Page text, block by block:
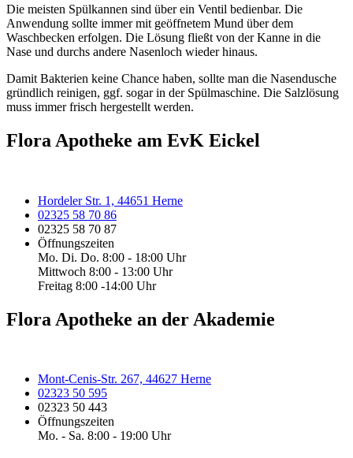
Die meisten Spülkannen sind über ein Ventil bedienbar. Die
Anwendung sollte immer mit geöffnetem Mund über dem
Waschbecken erfolgen. Die Lösung fließt von der Kanne in die
Nase und durchs andere Nasenloch wieder hinaus.
Damit Bakterien keine Chance haben, sollte man die Nasendusche
gründlich reinigen, ggf. sogar in der Spülmaschine. Die Salzlösung
muss immer frisch hergestellt werden.
Flora Apotheke am EvK Eickel
Hordeler Str. 1, 44651 Herne
02325 58 70 86
02325 58 70 87
Öffnungszeiten
Mo. Di. Do. 8:00 - 18:00 Uhr
Mittwoch 8:00 - 13:00 Uhr
Freitag 8:00 -14:00 Uhr
Flora Apotheke an der Akademie
Mont-Cenis-Str. 267, 44627 Herne
02323 50 595
02323 50 443
Öffnungszeiten
Mo. - Sa. 8:00 - 19:00 Uhr